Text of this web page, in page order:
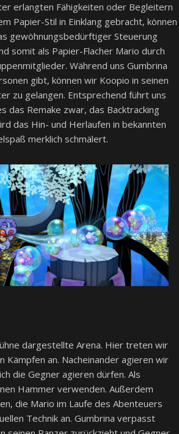
erlangten Fähigkeiten oder Begleitern
Papier-Stil in Einklang gebracht, können
gewöhnungsbedürftiger Steuerung
somit als Papier-Flacher Mario durch
Während uns Gumbrina
gibt, können wir Koopio in seinen
zu gelangen. Entsprechend führt uns
Remake zwar, das Backtracking
das Hin- und Herlaufen in bekannten
merklich schmälert.
dargestellte Arena. Hier treten wir
an. Nacheinander agieren wir
die Gegner agieren dürfen. Als
Hammer verwenden. Außerdem
die Mario im Laufe des Abenteuers
Technik an. Gumbrina verpasst